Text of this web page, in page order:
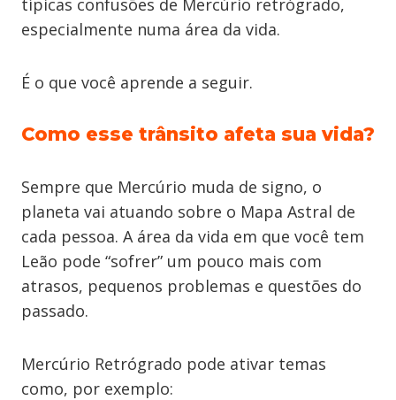
especialmente numa área da vida.
É o que você aprende a seguir.
Como esse trânsito afeta sua vida?
Sempre que Mercúrio muda de signo, o
planeta vai atuando sobre o Mapa Astral de
cada pessoa. A área da vida em que você tem
Leão pode “sofrer” um pouco mais com
atrasos, pequenos problemas e questões do
passado.
Mercúrio Retrógrado pode ativar temas
como, por exemplo: